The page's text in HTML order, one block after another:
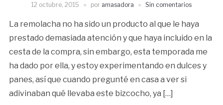
12 octubre, 2015 por amasadora Sin comentarios
La remolacha no ha sido un producto al que le haya
prestado demasiada atención y que haya incluido en la
cesta de la compra, sin embargo, esta temporada me
ha dado por ella, y estoy experimentando en dulces y
panes, así que cuando pregunté en casa a ver si
adivinaban qué llevaba este bizcocho, ya […]